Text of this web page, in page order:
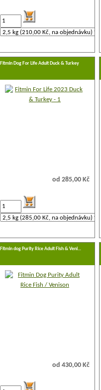
Fitmin Dog For Life Adult Duck & Turkey
od 285,00 Kč
Fitmin dog Purity Rice Adult Fish & Veni…
od 430,00 Kč